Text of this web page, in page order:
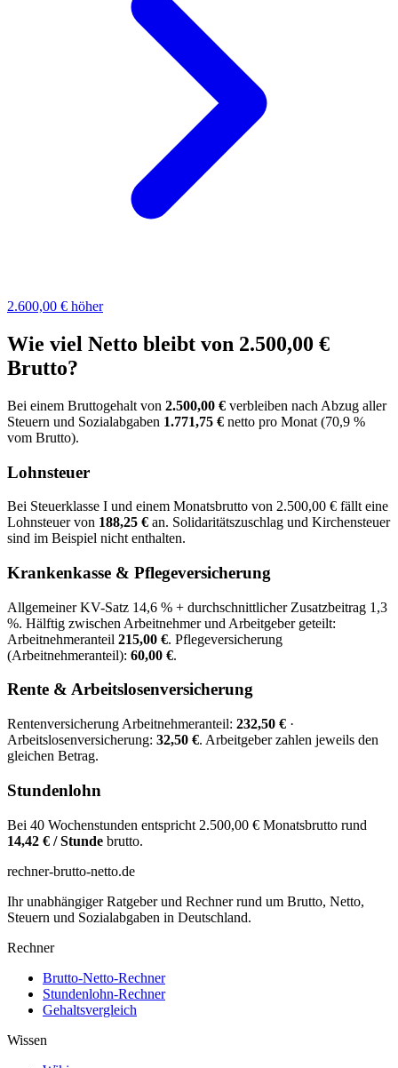
2.600,00 € höher
Wie viel Netto bleibt von 2.500,00 €
Brutto?
Bei einem Bruttogehalt von 2.500,00 € verbleiben nach Abzug aller
Steuern und Sozialabgaben 1.771,75 € netto pro Monat (70,9 %
vom Brutto).
Lohnsteuer
Bei Steuerklasse I und einem Monatsbrutto von 2.500,00 € fällt eine
Lohnsteuer von 188,25 € an. Solidaritätszuschlag und Kirchensteuer
sind im Beispiel nicht enthalten.
Krankenkasse & Pflegeversicherung
Allgemeiner KV-Satz 14,6 % + durchschnittlicher Zusatzbeitrag 1,3
%. Hälftig zwischen Arbeitnehmer und Arbeitgeber geteilt:
Arbeitnehmeranteil 215,00 €. Pflegeversicherung
(Arbeitnehmeranteil): 60,00 €.
Rente & Arbeitslosenversicherung
Rentenversicherung Arbeitnehmeranteil: 232,50 € ·
Arbeitslosenversicherung: 32,50 €. Arbeitgeber zahlen jeweils den
gleichen Betrag.
Stundenlohn
Bei 40 Wochenstunden entspricht 2.500,00 € Monatsbrutto rund
14,42 € / Stunde brutto.
rechner-brutto-netto.de
Ihr unabhängiger Ratgeber und Rechner rund um Brutto, Netto,
Steuern und Sozialabgaben in Deutschland.
Rechner
Brutto-Netto-Rechner
Stundenlohn-Rechner
Gehaltsvergleich
Wissen